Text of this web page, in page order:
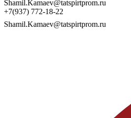
Shamil.Kamaev@tatspirtprom.ru
+7(937) 772-18-22
Shamil.Kamaev@tatspirtprom.ru